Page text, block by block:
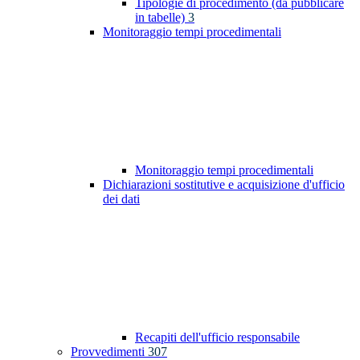
Tipologie di procedimento (da pubblicare
in tabelle) 3
Monitoraggio tempi procedimentali
Monitoraggio tempi procedimentali
Dichiarazioni sostitutive e acquisizione d'ufficio
dei dati
Recapiti dell'ufficio responsabile
Provvedimenti 307